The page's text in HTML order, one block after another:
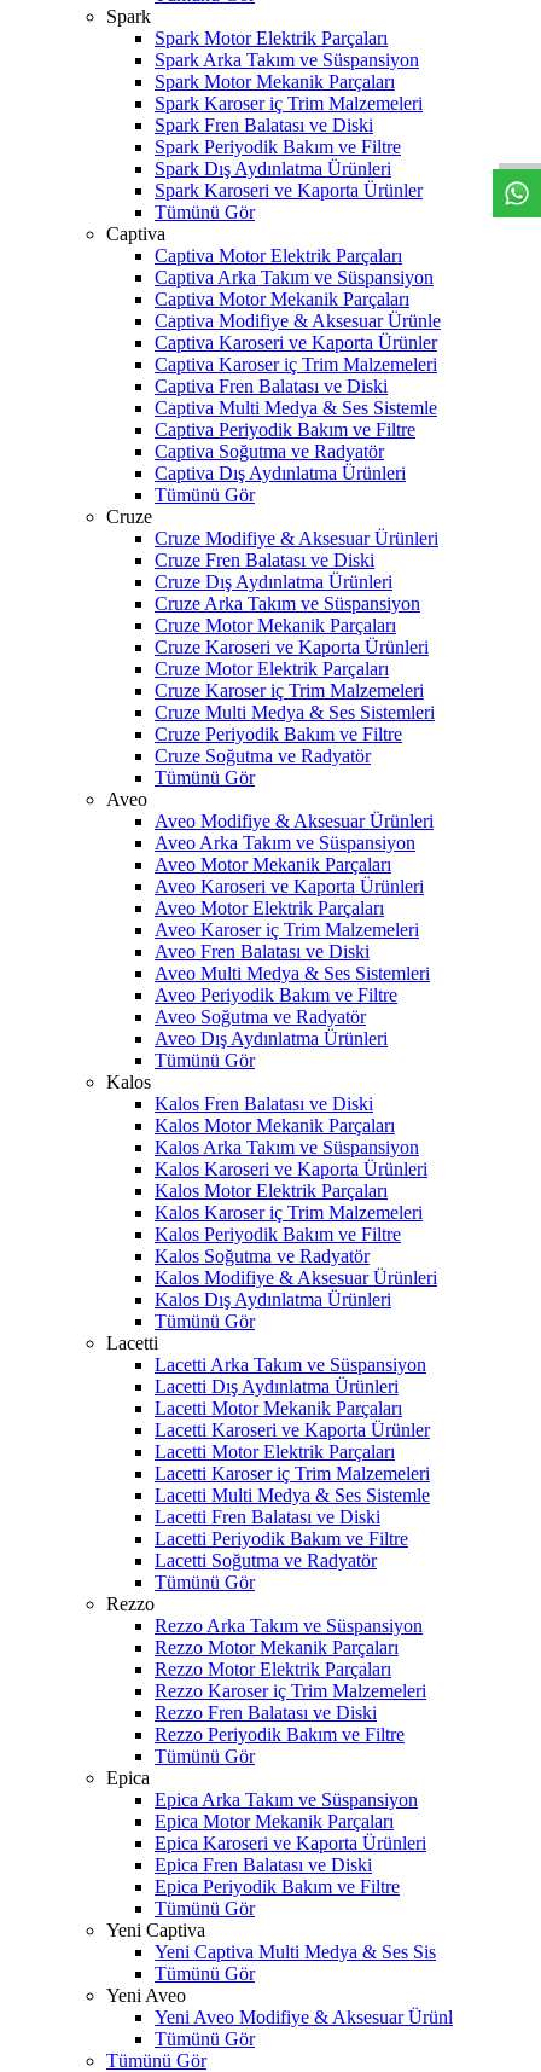
Spark
Spark Motor Elektrik Parçaları
Spark Arka Takım ve Süspansiyon
Spark Motor Mekanik Parçaları
Spark Karoser iç Trim Malzemeleri
Spark Fren Balatası ve Diski
Spark Periyodik Bakım ve Filtre
Spark Dış Aydınlatma Ürünleri
Spark Karoseri ve Kaporta Ürünler
Tümünü Gör
Captiva
Captiva Motor Elektrik Parçaları
Captiva Arka Takım ve Süspansiyon
Captiva Motor Mekanik Parçaları
Captiva Modifiye & Aksesuar Ürünle
Captiva Karoseri ve Kaporta Ürünler
Captiva Karoser iç Trim Malzemeleri
Captiva Fren Balatası ve Diski
Captiva Multi Medya & Ses Sistemle
Captiva Periyodik Bakım ve Filtre
Captiva Soğutma ve Radyatör
Captiva Dış Aydınlatma Ürünleri
Tümünü Gör
Cruze
Cruze Modifiye & Aksesuar Ürünleri
Cruze Fren Balatası ve Diski
Cruze Dış Aydınlatma Ürünleri
Cruze Arka Takım ve Süspansiyon
Cruze Motor Mekanik Parçaları
Cruze Karoseri ve Kaporta Ürünleri
Cruze Motor Elektrik Parçaları
Cruze Karoser iç Trim Malzemeleri
Cruze Multi Medya & Ses Sistemleri
Cruze Periyodik Bakım ve Filtre
Cruze Soğutma ve Radyatör
Tümünü Gör
Aveo
Aveo Modifiye & Aksesuar Ürünleri
Aveo Arka Takım ve Süspansiyon
Aveo Motor Mekanik Parçaları
Aveo Karoseri ve Kaporta Ürünleri
Aveo Motor Elektrik Parçaları
Aveo Karoser iç Trim Malzemeleri
Aveo Fren Balatası ve Diski
Aveo Multi Medya & Ses Sistemleri
Aveo Periyodik Bakım ve Filtre
Aveo Soğutma ve Radyatör
Aveo Dış Aydınlatma Ürünleri
Tümünü Gör
Kalos
Kalos Fren Balatası ve Diski
Kalos Motor Mekanik Parçaları
Kalos Arka Takım ve Süspansiyon
Kalos Karoseri ve Kaporta Ürünleri
Kalos Motor Elektrik Parçaları
Kalos Karoser iç Trim Malzemeleri
Kalos Periyodik Bakım ve Filtre
Kalos Soğutma ve Radyatör
Kalos Modifiye & Aksesuar Ürünleri
Kalos Dış Aydınlatma Ürünleri
Tümünü Gör
Lacetti
Lacetti Arka Takım ve Süspansiyon
Lacetti Dış Aydınlatma Ürünleri
Lacetti Motor Mekanik Parçaları
Lacetti Karoseri ve Kaporta Ürünler
Lacetti Motor Elektrik Parçaları
Lacetti Karoser iç Trim Malzemeleri
Lacetti Multi Medya & Ses Sistemle
Lacetti Fren Balatası ve Diski
Lacetti Periyodik Bakım ve Filtre
Lacetti Soğutma ve Radyatör
Tümünü Gör
Rezzo
Rezzo Arka Takım ve Süspansiyon
Rezzo Motor Mekanik Parçaları
Rezzo Motor Elektrik Parçaları
Rezzo Karoser iç Trim Malzemeleri
Rezzo Fren Balatası ve Diski
Rezzo Periyodik Bakım ve Filtre
Tümünü Gör
Epica
Epica Arka Takım ve Süspansiyon
Epica Motor Mekanik Parçaları
Epica Karoseri ve Kaporta Ürünleri
Epica Fren Balatası ve Diski
Epica Periyodik Bakım ve Filtre
Tümünü Gör
Yeni Captiva
Yeni Captiva Multi Medya & Ses Sis
Tümünü Gör
Yeni Aveo
Yeni Aveo Modifiye & Aksesuar Ürünl
Tümünü Gör
Tümünü Gör